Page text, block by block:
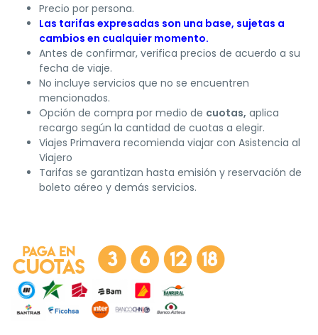
Precio por persona.
Las tarifas expresadas son una base, sujetas a
cambios en cualquier momento.
Antes de confirmar, verifica precios de acuerdo a su
fecha de viaje.
No incluye servicios que no se encuentren
mencionados.
Opción de compra por medio de cuotas, aplica
recargo según la cantidad de cuotas a elegir.
Viajes Primavera recomienda viajar con Asistencia al
Viajero
Tarifas se garantizan hasta emisión y reservación de
boleto aéreo y demás servicios.